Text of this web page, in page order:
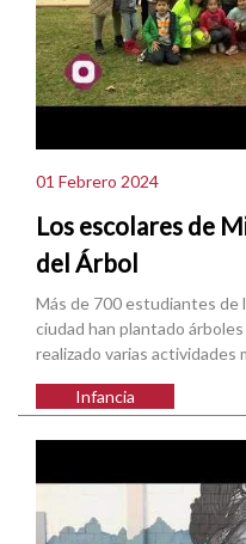
01 Febrero 2024
Los escolares de
del Árbol
Más de 700 estudiantes de
ciudad han plantado
realizado varias actividades
Infancia